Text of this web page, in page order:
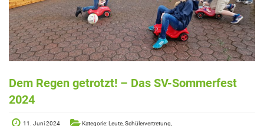
Kopf hoch! – Beratung für Schüler*innen
Schulsozialarbeit
Eltern
Elterninformationen
Dem Regen getrotzt! – Das SV-Sommerfest
2024
11. Juni 2024 Kategorie: Leute, Schülervertretung,